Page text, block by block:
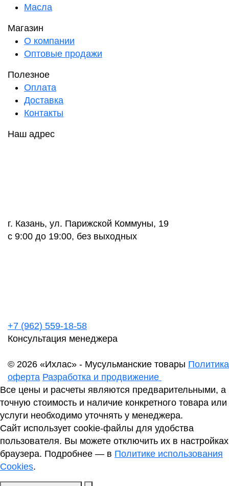
Масла
Магазин
О компании
Оптовые продажи
Полезное
Оплата
Доставка
Контакты
Наш адрес
г. Казань, ул. Парижской Коммуны, 19
с 9:00 до 19:00, без выходных
+7 (962) 559-18-58
Консультация менеджера
© 2026 «Ихлас» - Мусульманские товары
оферта Разработка и продвижение
Все цены и расчеты являются предварительными, а
точную стоимость и наличие конкретного товара или
услуги необходимо уточнять у менеджера.
Сайт использует cookie-файлы для удобства
пользователя. Вы можете отключить их в настройках
браузера. Подробнее — в Политике использования
Cookies.